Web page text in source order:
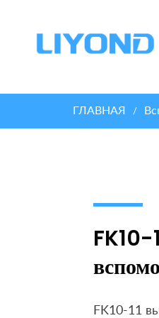
ГЛАВНАЯ /
FK10-
FK10-11